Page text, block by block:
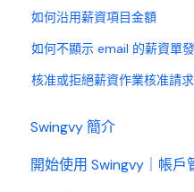
如何沿用薪資項目金額
如何不顯示 email 的薪資單
核准或拒絕薪資作業核准請求
Swingvy 簡介
認識 Swingvy
開始使用 Swingvy｜帳戶